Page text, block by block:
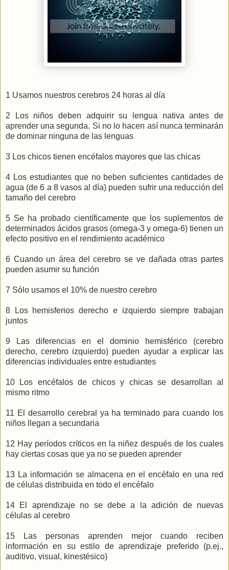
1 Usamos nuestros cerebros 24 horas al día
2 Los niños deben adquirir su lengua nativa antes de
aprender una segunda. Si no lo hacen así nunca terminarán
de dominar ninguna de las lenguas
3 Los chicos tienen encéfalos mayores que las chicas
4 Los estudiantes que no beben suficientes cantidades de
agua (de 6 a 8 vasos al día) pueden sufrir una reducción del
tamaño del cerebro
5 Se ha probado científicamente que los suplementos de
determinados ácidos grasos (omega-3 y omega-6) tienen un
efecto positivo en el rendimiento académico
6 Cuando un área del cerebro se ve dañada otras partes
pueden asumir su función
7 Sólo usamos el 10% de nuestro cerebro
8 Los hemisferios derecho e izquierdo siempre trabajan
juntos
9 Las diferencias en el dominio hemisférico (cerebro
derecho, cerebro izquierdo) pueden ayudar a explicar las
diferencias individuales entre estudiantes
10 Los encéfalos de chicos y chicas se desarrollan al
mismo ritmo
11 El desarrollo cerebral ya ha terminado para cuando los
niños llegan a secundaria
12 Hay períodos críticos en la niñez después de los cuales
hay ciertas cosas que ya no se pueden aprender
13 La información se almacena en el encéfalo en una red
de células distribuida en todo el encéfalo
14 El aprendizaje no se debe a la adición de nuevas
células al cerebro
15 Las personas aprenden mejor cuando reciben
información en su estilo de aprendizaje preferido (p.ej.,
auditivo, visual, kinestésico)